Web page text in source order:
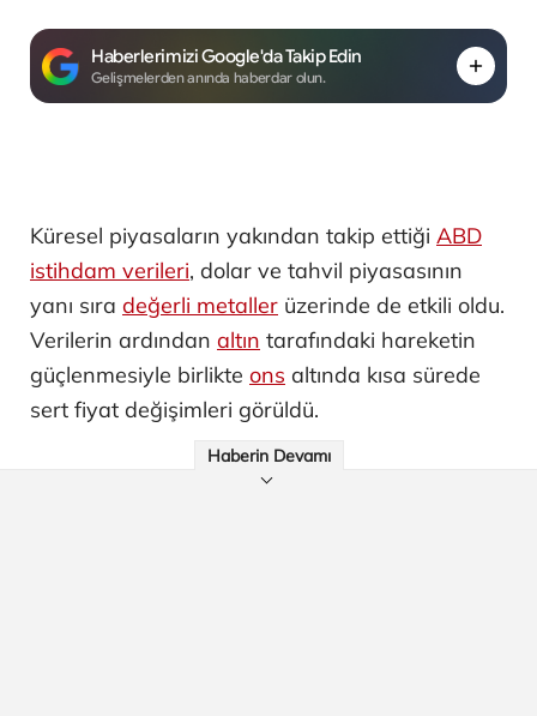
Haberlerimizi Google'da Takip Edin
Gelişmelerden anında haberdar olun.
Küresel piyasaların yakından takip ettiği ABD
istihdam verileri, dolar ve tahvil piyasasının
yanı sıra değerli metaller üzerinde de etkili oldu.
Verilerin ardından altın tarafındaki hareketin
güçlenmesiyle birlikte ons altında kısa sürede
sert fiyat değişimleri görüldü.
Haberin Devamı